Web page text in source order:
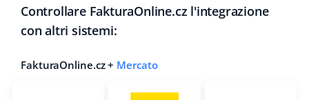
Controllare FakturaOnline.cz l'integrazione
con altri sistemi:
FakturaOnline.cz + Mercato